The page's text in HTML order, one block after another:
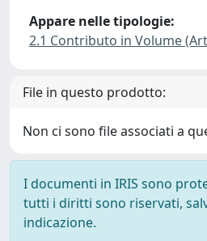
Appare nelle tipologie:
2.1 Contributo in Volume
File in questo prodotto:
Non ci sono file associati a
I documenti in IRIS sono
tutti i diritti sono riservati,
indicazione.